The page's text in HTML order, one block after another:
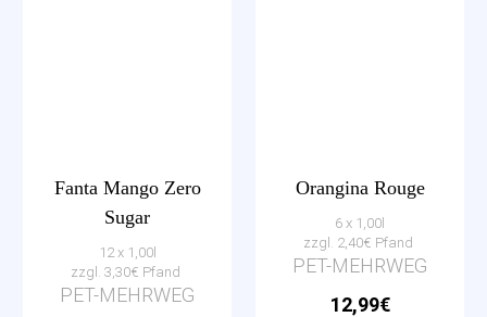
Fanta Mango Zero
Sugar
12 x 1,00l
zzgl. 3,30€ Pfand
PET-MEHRWEG
Orangina Rouge
6 x 1,00l
zzgl. 2,40€ Pfand
PET-MEHRWEG
12,99€